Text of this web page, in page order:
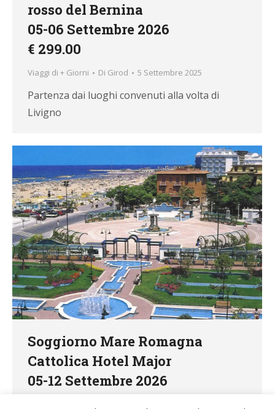
rosso del Bernina
05-06 Settembre 2026
€ 299.00
Viaggi di + Giorni Di Girod 5 Settembre 2025
Partenza dai luoghi convenuti alla volta di
Livigno
Soggiorno Mare Romagna
Cattolica Hotel Major
05-12 Settembre 2026